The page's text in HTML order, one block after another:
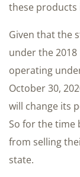
these products
Given that the
under the
operating
October 30,
will change its
So for the time
from selling
state.